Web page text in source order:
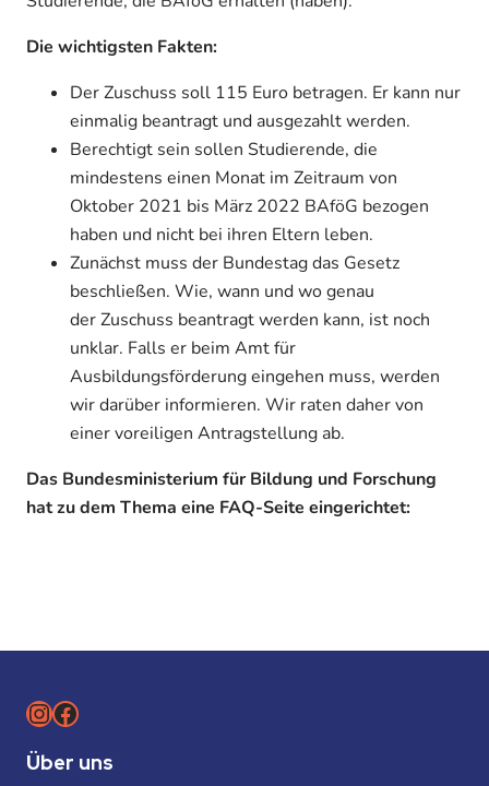
Die wichtigsten Fakten:
Der Zuschuss soll 115 Euro betragen. Er kann nur
einmalig beantragt und ausgezahlt werden.
Berechtigt sein sollen Studierende, die
mindestens einen Monat im Zeitraum von
Oktober 2021 bis März 2022 BAföG bezogen
haben und nicht bei ihren Eltern leben.
Zunächst muss der Bundestag das Gesetz
beschließen. Wie, wann und wo genau
der Zuschuss beantragt werden kann, ist noch
unklar. Falls er beim Amt für
Ausbildungsförderung eingehen muss, werden
wir darüber informieren. Wir raten daher von
einer voreiligen Antragstellung ab.
Das Bundesministerium für Bildung und Forschung
hat zu dem Thema eine FAQ-Seite eingerichtet:
Instagram
Facebook
Über uns